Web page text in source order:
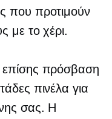
που προτιμούν
με το χέρι.
πρόσβαση
πινέλα για
σας. Η